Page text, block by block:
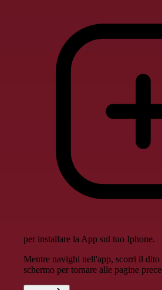
per installare la App sul tuo Iphone.
Mentre navighi nell'app, scorri il dito
schermo per tornare alle pagine